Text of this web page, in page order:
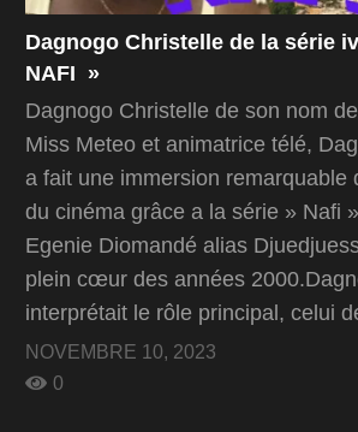
Dagnogo Christelle de la série
NAFI »
Dagnogo Christelle de son nom
Miss Meteo et animatrice télé,
a fait une immersion remarquable
du cinéma grâce a la série » Nafi
Egenie Diomandé alias
plein cœur des années
interprétait le rôle principal, celui
NOVEMBRE 10, 2023
0